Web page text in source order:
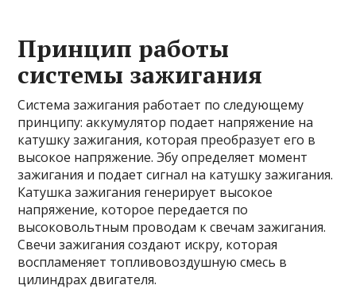
Принцип работы
системы зажигания
Система зажигания работает по следующему
принципу: аккумулятор подает напряжение на
катушку зажигания, которая преобразует его в
высокое напряжение. Эбу определяет момент
зажигания и подает сигнал на катушку зажигания.
Катушка зажигания генерирует высокое
напряжение, которое передается по
высоковольтным проводам к свечам зажигания.
Свечи зажигания создают искру, которая
воспламеняет топливовоздушную смесь в
цилиндрах двигателя.